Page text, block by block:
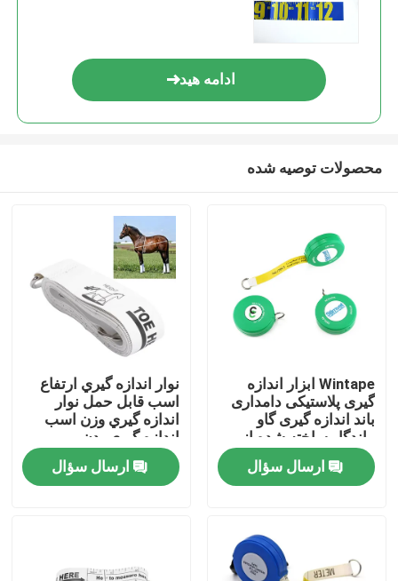
صفحه اصلی
درباره ما
ادامه هید
محصولات توصیه شده
Wintape ابزار اندازه
گیری پلاستیکی دامداری
باند اندازه گیری گاو
ماندگار ساخته شده از
فیبر شیشه ای اندازه
گیری قلبارسال سؤال
نوار اندازه گيري ارتفاع
اسب قابل حمل نوار
اندازه گيري وزن اسب
اندازه گيري بدن
ارسال سؤال